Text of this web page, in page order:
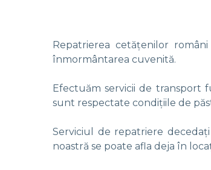
Repatrierea cetățenilor
înmormântarea cuvenită.
Efectuăm servicii de transport
sunt respectate condițiile de
Serviciul de repatriere
noastră se poate afla deja în